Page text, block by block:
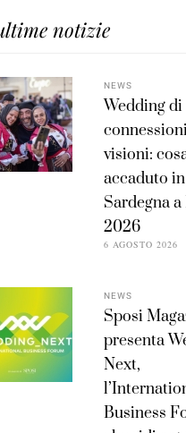
notizie
NEWS
Wedding di
visioni:
accaduto in
Sardegna
2026
6 AGOSTO 2026
NEWS
Sposi
presenta
Next,
Business